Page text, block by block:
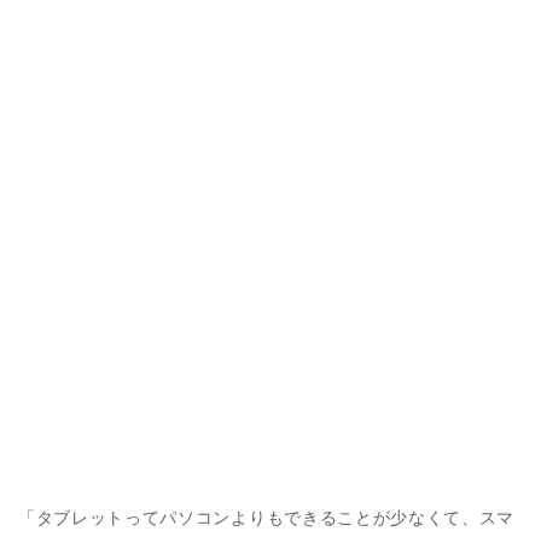
「タブレットってパソコンよりもできることが少なくて、スマ